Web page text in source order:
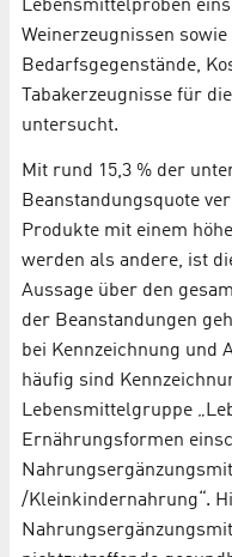
Lebensmittelproben
Weinerzeugnissen sowie
Bedarfsgegenstände,
Tabakerzeugnisse für
untersucht.
Mit rund 15,3 % der
Beanstandungsquote
Produkte mit einem
werden als andere, ist
Aussage über den
der Beanstandungen
bei Kennzeichnung und
häufig sind
Lebensmittelgruppe
Ernährungsformen
/Kleinkindernahrung“.